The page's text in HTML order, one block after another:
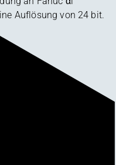
Auflösung von 24 bit.